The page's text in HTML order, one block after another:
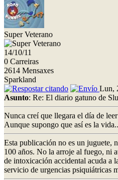
Super Veterano
14/10/11
0 Carreiras
2614 Mensaxes
Sparkland
Lun,
Asunto: Re: El diario gatuno de
Nunca creí que llegara el día de
Aunque supongo que así es la
Esta publicación no es un juguete,
100 años. No la arroje al fuego, ni
de intoxicación accidental acuda a
servicio de urgencias psiquiátricas